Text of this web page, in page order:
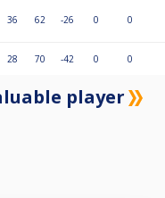
36 62 -26 0 0
28 70 -42 0 0
player